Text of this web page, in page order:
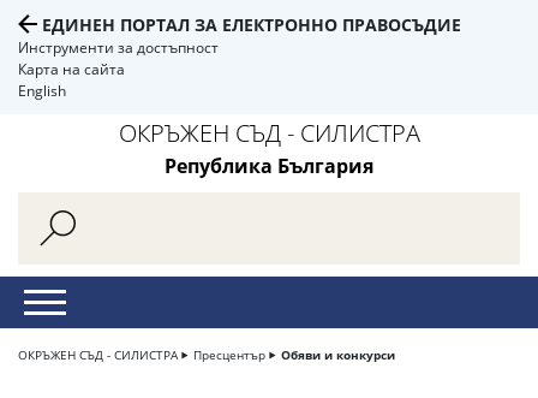
ЕДИНЕН ПОРТАЛ ЗА ЕЛЕКТРОННО ПРАВОСЪДИЕ
Инструменти за достъпност
Карта на сайта
English
ОКРЪЖЕН СЪД - СИЛИСТРА
Република България
ОКРЪЖЕН СЪД - СИЛИСТРА Пресцентър Обяви и конкурси